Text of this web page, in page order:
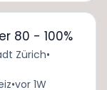
80 - 100%
Zürich•
•vor 1W